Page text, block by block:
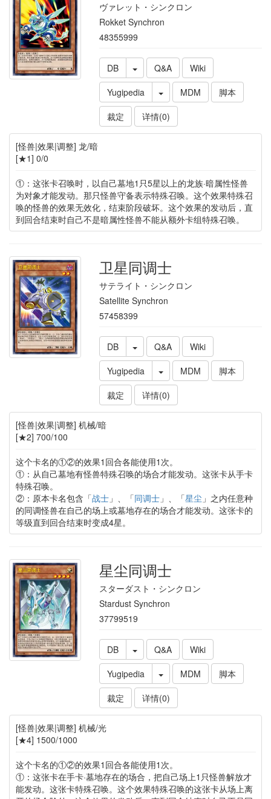
ヴァレット・シンクロン
Rokket Synchron
48355999
DB Q&A
Wiki
Yugipedia
MDM
脚本
裁定
详情(0)
[怪兽|效果|调整] 龙/暗
[★1] 0/0
①：这张卡召唤时，以自己墓地1只5星以上的龙族·暗属性怪兽
为对象才能发动。那只怪兽守备表示特殊召唤。这个效果特殊召
唤的怪兽的效果无效化，结束阶段破坏。这个效果的发动后，直
到回合结束时自己不是暗属性怪兽不能从额外卡组特殊召唤。
卫星同调士
サテライト・シンクロン
Satellite Synchron
57458399
DB Q&A
Wiki
Yugipedia
MDM
脚本
裁定
详情(0)
[怪兽|效果|调整] 机械/暗
[★2] 700/100
这个卡名的①②的效果1回合各能使用1次。
①：从自己墓地有怪兽特殊召唤的场合才能发动。这张卡从手卡
特殊召唤。
②：原本卡名包含「战士」、「同调士」、「星尘 」之内任意种
的同调怪兽在自己的场上或墓地存在的场合才能发动。这张卡的
等级直到回合结束时变成4星。
星尘同调士
スターダスト・シンクロン
Stardust Synchron
37799519
DB Q&A
Wiki
Yugipedia
MDM
脚本
裁定
详情(0)
[怪兽|效果|调整] 机械/光
[★4] 1500/1000
这个卡名的①②的效果1回合各能使用1次。
①：这张卡在手卡·墓地存在的场合，把自己场上1只怪兽解放才
能发动。这张卡特殊召唤。这个效果特殊召唤的这张卡从场上离